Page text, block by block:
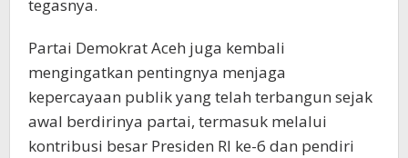
tegasnya.
Partai Demokrat Aceh juga kembali
mengingatkan pentingnya menjaga
kepercayaan publik yang telah terbangun sejak
awal berdirinya partai, termasuk melalui
kontribusi besar Presiden RI ke-6 dan pendiri